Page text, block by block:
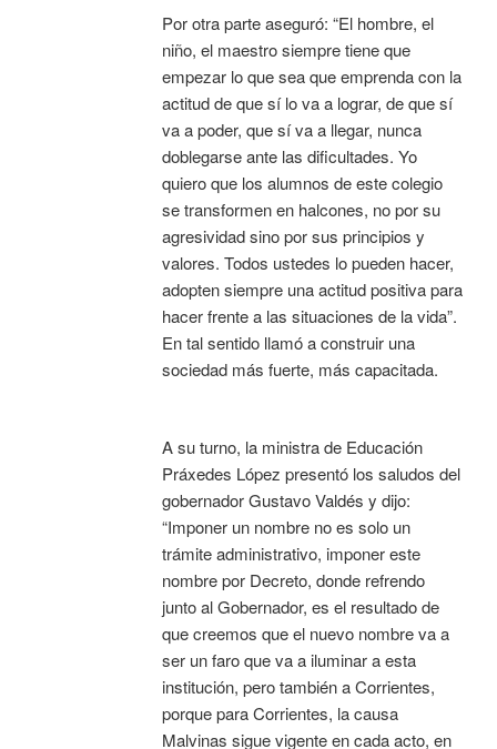
Por otra parte aseguró: “El hombre, el
niño, el maestro siempre tiene que
empezar lo que sea que emprenda con la
actitud de que sí lo va a lograr, de que sí
va a poder, que sí va a llegar, nunca
doblegarse ante las dificultades. Yo
quiero que los alumnos de este colegio
se transformen en halcones, no por su
agresividad sino por sus principios y
valores. Todos ustedes lo pueden hacer,
adopten siempre una actitud positiva para
hacer frente a las situaciones de la vida”.
En tal sentido llamó a construir una
sociedad más fuerte, más capacitada.
A su turno, la ministra de Educación
Práxedes López presentó los saludos del
gobernador Gustavo Valdés y dijo:
“Imponer un nombre no es solo un
trámite administrativo, imponer este
nombre por Decreto, donde refrendo
junto al Gobernador, es el resultado de
que creemos que el nuevo nombre va a
ser un faro que va a iluminar a esta
institución, pero también a Corrientes,
porque para Corrientes, la causa
Malvinas sigue vigente en cada acto, en